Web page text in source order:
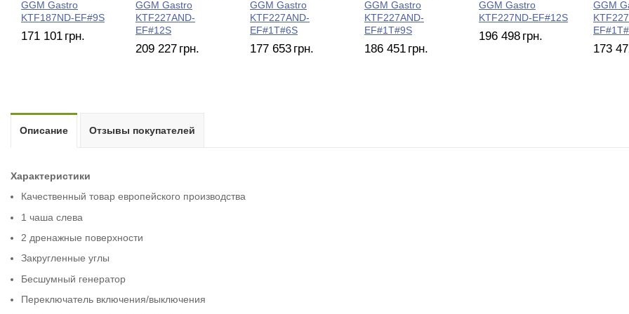
GGM Gastro
KTF187ND-EF#9S
171 101 грн.
GGM Gastro
KTF227AND-
EF#12S
209 227 грн.
GGM Gastro
KTF227AND-
EF#1T#6S
177 653 грн.
GGM Gastro
KTF227AND-
EF#1T#9S
186 451 грн.
GGM Gastro
KTF227ND-EF#12S
196 498 грн.
GGM
173
Описание
Характеристики
Качественный товар европейского производства
1 чаша слева
2 дренажные поверхности
Закругленные углы
Бесшумный генератор
Переключатель включения/выключения
Отзывы покупателей